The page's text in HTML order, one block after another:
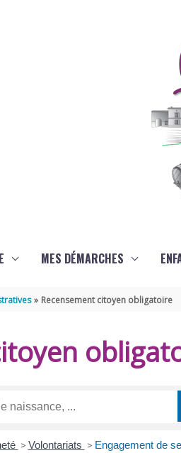
MES DÉMARCHES
Recensement citoyen obligatoire
> Volontariats > Engagement de